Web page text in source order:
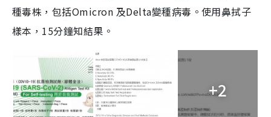
種毒株，包括Omicron 及Delta變種病毒。使用鼻拭子
樣本，15分鐘知結果。
+2